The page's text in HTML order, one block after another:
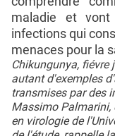
maladie et
infections qui
menaces pour la
Chikungunya, fiévre
autant d'exemples
transmises par des
Massimo Palmarini,
en virologie de